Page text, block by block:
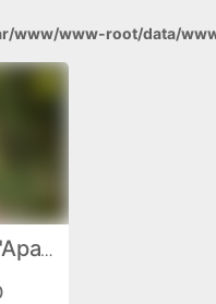
www/www-root/data/
ОЛЕГ САРЫГЛАР "Арат-чонум авыралы, алдын хүнүм херелдери"